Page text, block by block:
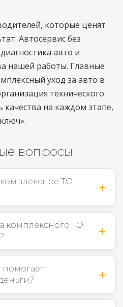
которые ценят
Автосервис без
авто и
нашей работы. Главные
уход за авто в
технического
качества на каждом этапе,
вопросы
комплексное ТО
комплексного ТО